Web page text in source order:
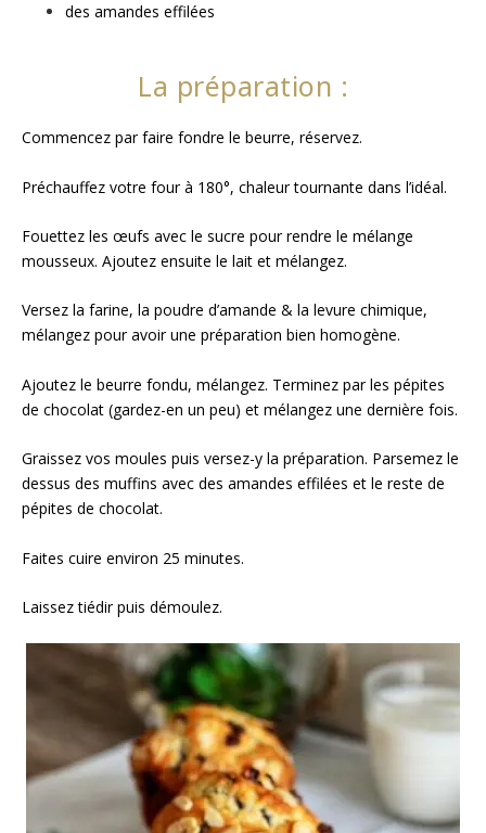
des amandes effilées ⁣
La préparation :
Commencez par faire fondre le beurre, réservez. ⁣
Préchauffez votre four à 180°, chaleur tournante dans l’idéal.
Fouettez les œufs avec le sucre pour rendre le mélange
mousseux. Ajoutez ensuite le lait et mélangez⁣.
Versez la farine, la poudre d’amande & la levure chimique,
mélangez pour avoir une préparation bien homogène. ⁣
Ajoutez le beurre fondu, mélangez. Terminez par les pépites
de chocolat (gardez-en un peu) et mélangez ⁣une dernière fois.
Graissez vos moules puis versez-y la préparation. Parsemez le
dessus des muffins avec des amandes effilées et le reste de
pépites de chocolat.⁣
Faites cuire environ 25 minutes.
Laissez tiédir puis démoulez. ⁣